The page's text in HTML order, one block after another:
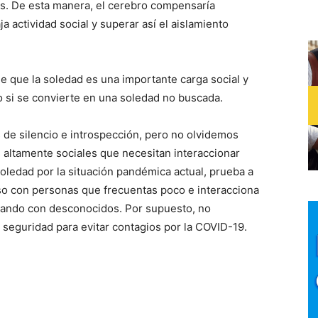
De esta manera, el cerebro compensaría
actividad social y superar así el aislamiento
que la soledad es una importante carga social y
se convierte en una soledad no buscada.
silencio e introspección, pero no olvidemos
sociales que necesitan interaccionar
por la situación pandémica actual, prueba a
con personas que frecuentas poco e interacciona
con desconocidos. Por supuesto, no
para evitar contagios por la COVID-19.